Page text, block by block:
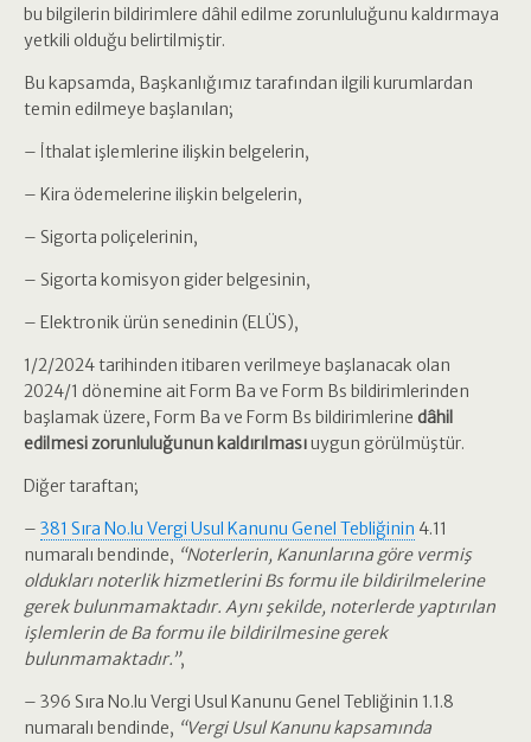
bu bilgilerin bildirimlere dâhil edilme zorunluluğunu kaldırmaya
yetkili olduğu belirtilmiştir.
Bu kapsamda, Başkanlığımız tarafından ilgili kurumlardan
temin edilmeye başlanılan;
– İthalat işlemlerine ilişkin belgelerin,
– Kira ödemelerine ilişkin belgelerin,
– Sigorta poliçelerinin,
– Sigorta komisyon gider belgesinin,
– Elektronik ürün senedinin (ELÜS),
1/2/2024 tarihinden itibaren verilmeye başlanacak olan
2024/1 dönemine ait Form Ba ve Form Bs bildirimlerinden
başlamak üzere, Form Ba ve Form Bs bildirimlerine dâhil
edilmesi zorunluluğunun kaldırılmasıuygun görülmüştür.
Diğer taraftan;
– 381 Sıra No.lu Vergi Usul Kanunu Genel Tebliğinin 4.11
numaralı bendinde, “Noterlerin, Kanunlarına göre vermiş
oldukları noterlik hizmetlerini Bs formu ile bildirilmelerine
gerek bulunmamaktadır. Aynı şekilde, noterlerde yaptırılan
işlemlerin de Ba formu ile bildirilmesine gerek
bulunmamaktadır.”,
– 396 Sıra No.lu Vergi Usul Kanunu Genel Tebliğinin 1.1.8
numaralı bendinde, “Vergi Usul Kanunu kapsamında